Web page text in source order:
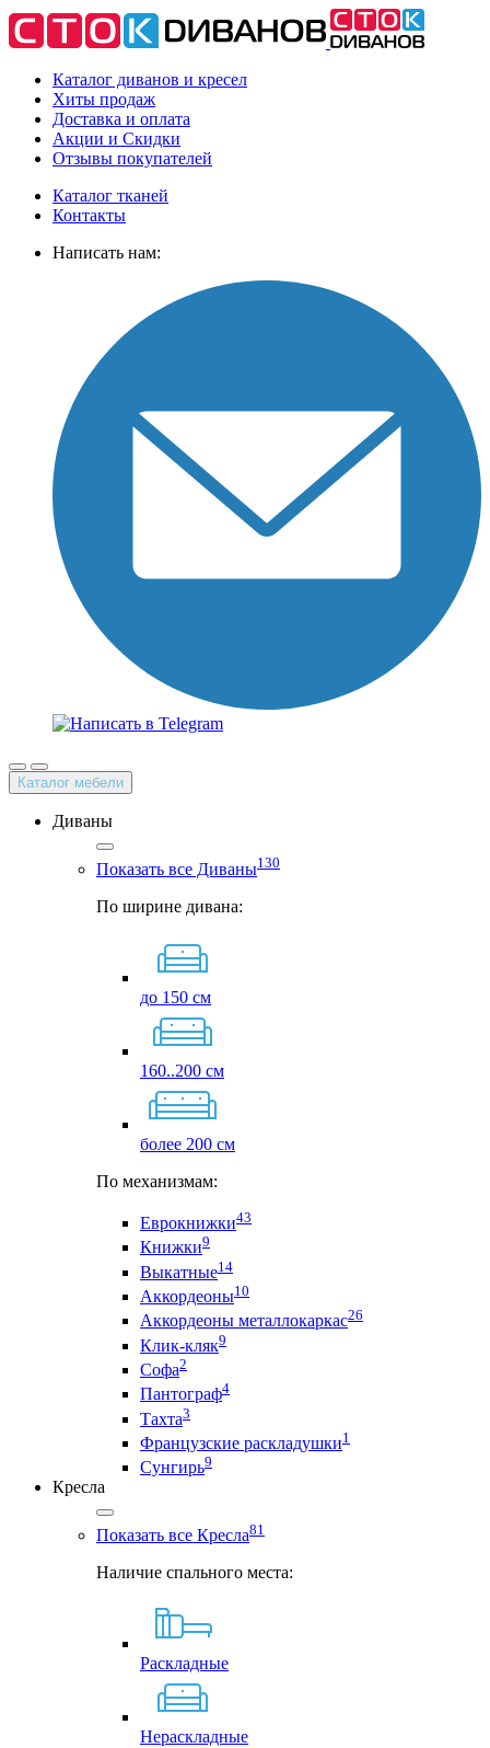
Каталог диванов и кресел
Хиты продаж
Доставка и оплата
Акции и Скидки
Отзывы покупателей
Каталог тканей
Контакты
Написать нам:
Каталог мебели
Диваны
Показать все Диваны130
По ширине дивана:
до 150 см
160..200 см
более 200 см
По механизмам:
Еврокнижки43
Книжки9
Выкатные14
Аккордеоны10
Аккордеоны металлокаркас26
Клик-кляк9
Софа2
Пантограф4
Тахта3
Французские раскладушки1
Сунгирь9
Кресла
Показать все Кресла81
Наличие спального места:
Раскладные
Нераскладные